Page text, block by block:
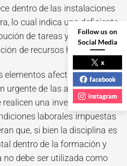
dentro de las instalaciones
lo cual indica una deficiente
de tareas y una
de recursos humanos.
elementos afectados
urgente de las autoridades
una investigación
laborales impuestas
que, si bien la disciplina es
dentro de la formación y
no debe ser utilizada como
Follow us on
Social Media
x
facebook
instagram